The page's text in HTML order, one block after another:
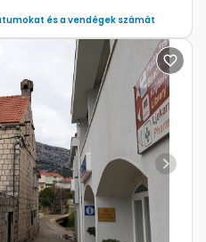
és a vendégek számát
Next